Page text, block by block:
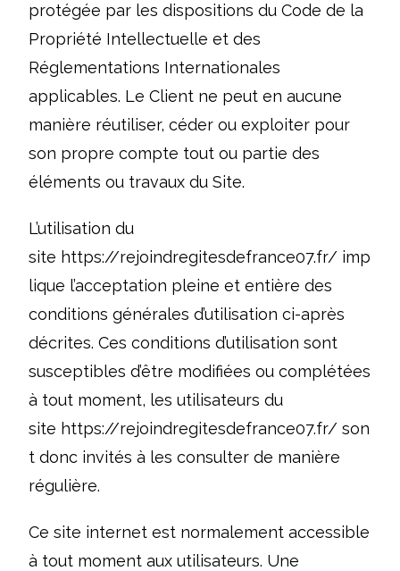
protégée par les dispositions du Code de la
Propriété Intellectuelle et des
Réglementations Internationales
applicables. Le Client ne peut en aucune
manière réutiliser, céder ou exploiter pour
son propre compte tout ou partie des
éléments ou travaux du Site.
L’utilisation du
site https://rejoindregitesdefrance07.fr/ imp
lique l’acceptation pleine et entière des
conditions générales d’utilisation ci-après
décrites. Ces conditions d’utilisation sont
susceptibles d’être modifiées ou complétées
à tout moment, les utilisateurs du
site https://rejoindregitesdefrance07.fr/ son
t donc invités à les consulter de manière
régulière.
Ce site internet est normalement accessible
à tout moment aux utilisateurs. Une